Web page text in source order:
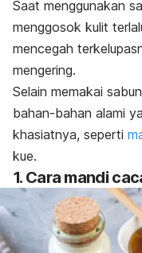
Saat menggunakan
menggosok kulit
mencegah
mengering.
Selain memakai
bahan-bahan alami
khasiatnya, seperti
kue.
1. Cara mandi